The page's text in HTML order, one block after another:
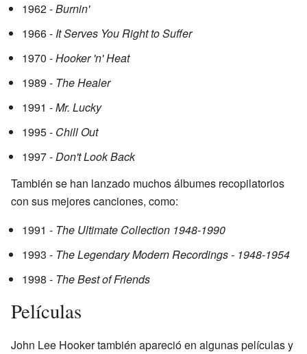
1962 -Burnin'
1966 - It Serves You Right to Suffer
1970 -Hooker 'n' Heat
1989 - The Healer
1991 -Mr. Lucky
1995 - Chill Out
1997 -Don't Look Back
También se han lanzado muchos álbumes recopilatorios
con sus mejores canciones, como:
1991 - The Ultimate Collection 1948-1990
1993 - The Legendary Modern Recordings - 1948-1954
1998 - The Best of Friends
Películas
John Lee Hooker también apareció en algunas películas y